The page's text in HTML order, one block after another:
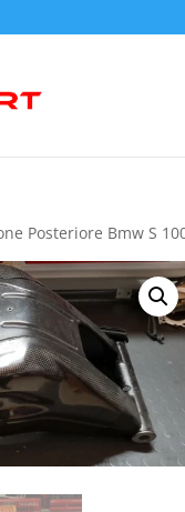
Posteriore Bmw S